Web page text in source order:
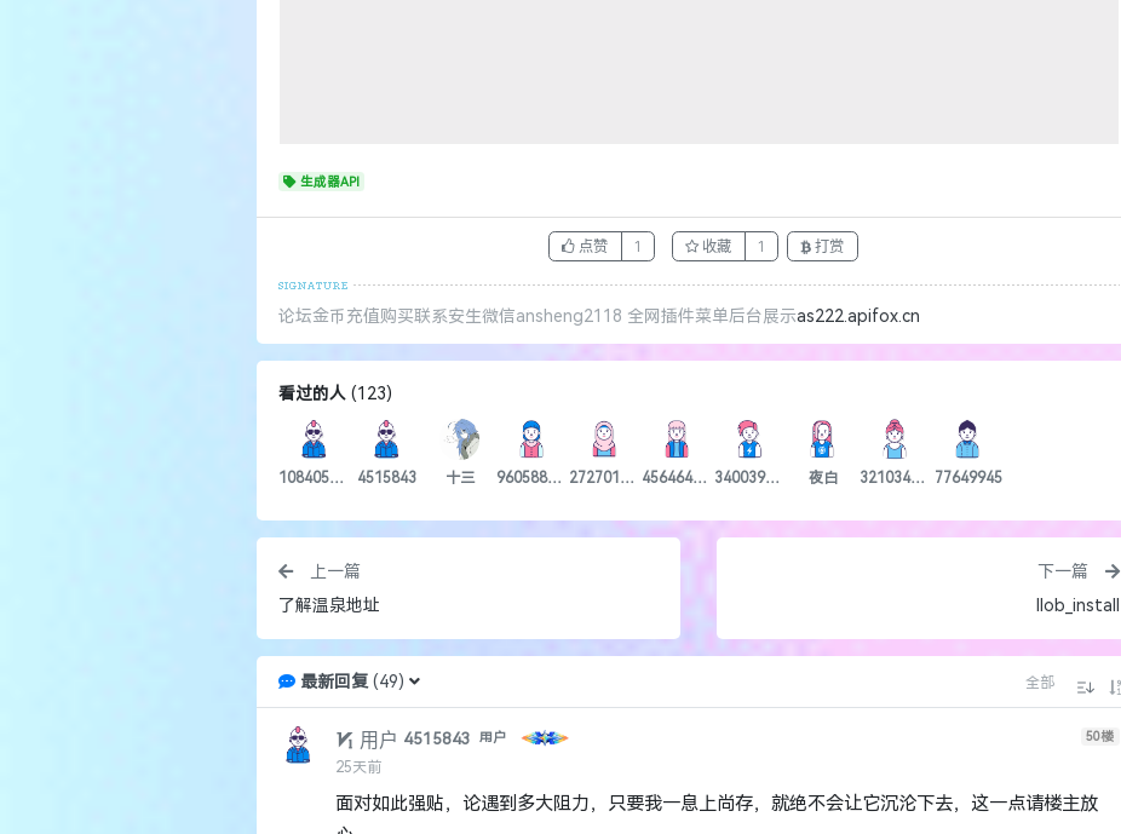
1084055260 4515843 十三 960588805 2727018251 4564645756 3400393635 夜白 321034038 77649945
上一篇
了解温泉地址
llob_install
最新回复 49
用户4515843 用户
面对如此强贴，论遇到多大阻力，只要我一息上尚存，就绝不会让它沉沦下去，这一点请楼主放
心。
0
27天前
49楼
64845545797878
0
用户4564645756 用户 48